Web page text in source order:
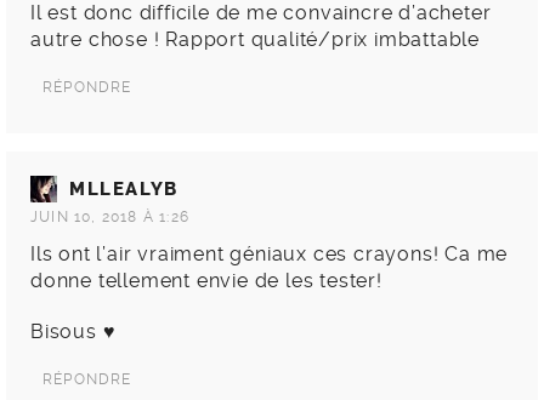
Il est donc difficile de me convaincre d’acheter
autre chose ! Rapport qualité/prix imbattable
RÉPONDRE
MLLEALYB
JUIN 10, 2018 À 1:26
Ils ont l’air vraiment géniaux ces crayons! Ca me
donne tellement envie de les tester!
Bisous ♥
RÉPONDRE